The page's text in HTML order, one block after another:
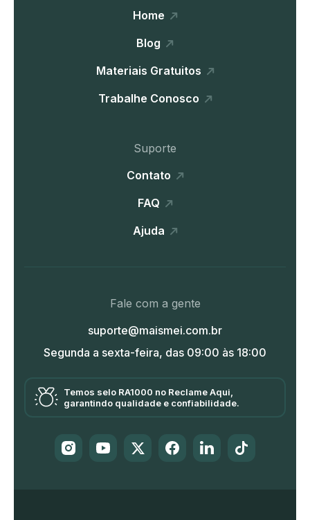
Home
Blog
Materiais Gratuitos
Trabalhe Conosco
Suporte
Contato
FAQ
Ajuda
Fale com a gente
suporte@maismei.com.br
Segunda a sexta-feira, das 09:00 às 18:00
Temos selo RA1000 no Reclame Aqui,
garantindo qualidade e confiabilidade.